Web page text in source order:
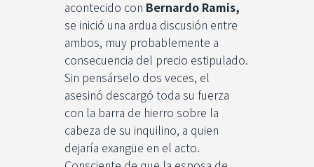
acontecido con Bernardo Ramis,
se inició una ardua discusión entre
ambos, muy probablemente a
consecuencia del precio estipulado.
Sin pensárselo dos veces, el
asesinó descargó toda su fuerza
con la barra de hierro sobre la
cabeza de su inquilino, a quien
dejaría exangüe en el acto.